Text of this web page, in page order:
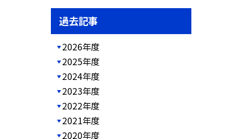
過去記事
2026年度
2025年度
2024年度
2023年度
2022年度
2021年度
2020年度